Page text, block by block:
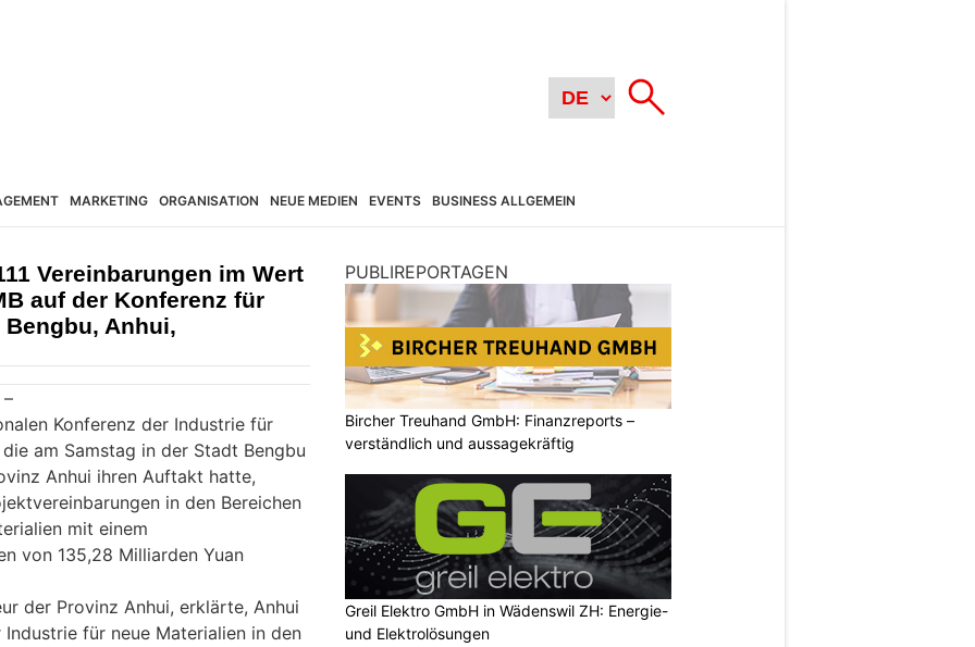
MARKETING ORGANISATION NEUE MEDIEN EVENTS BUSINESS ALLGEMEIN
Vereinbarungen im Wert
auf der Konferenz für
Anhui,
Konferenz der Industrie für
am Samstag in der Stadt Bengbu
Anhui ihren Auftakt hatte,
in den Bereichen
mit einem
von 135,28 Milliarden Yuan
der Provinz Anhui, erklärte, Anhui
für neue Materialien in den
PUBLIREPORTAGEN
Bircher Treuhand GmbH: Finanzreports –
verständlich und aussagekräftig
Greil Elektro GmbH in Wädenswil ZH: Energie-
und Elektrolösungen